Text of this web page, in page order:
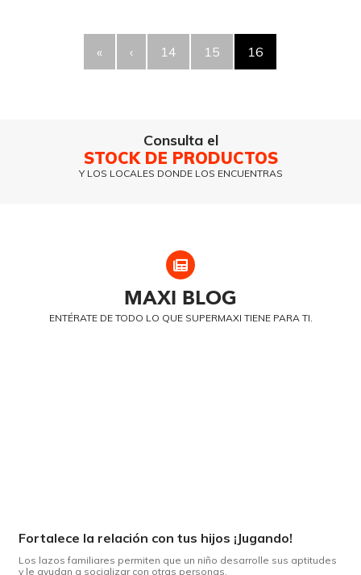
« ‹ 14 15 16
Consulta el
STOCK DE PRODUCTOS
Y LOS LOCALES DONDE LOS ENCUENTRAS
MAXI BLOG
ENTÉRATE DE TODO LO QUE SUPERMAXI TIENE PARA TI.
Fortalece la relación con tus hijos ¡Jugando!
Los lazos familiares permiten que un niño desarrolle sus aptitudes
y le ayudan a socializar con otras personas.